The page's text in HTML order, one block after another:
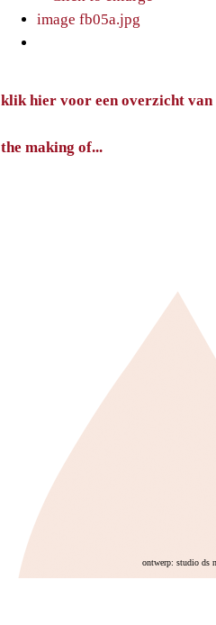
klik hier voor een overzicht
the making of...
ontwerp: studio ds